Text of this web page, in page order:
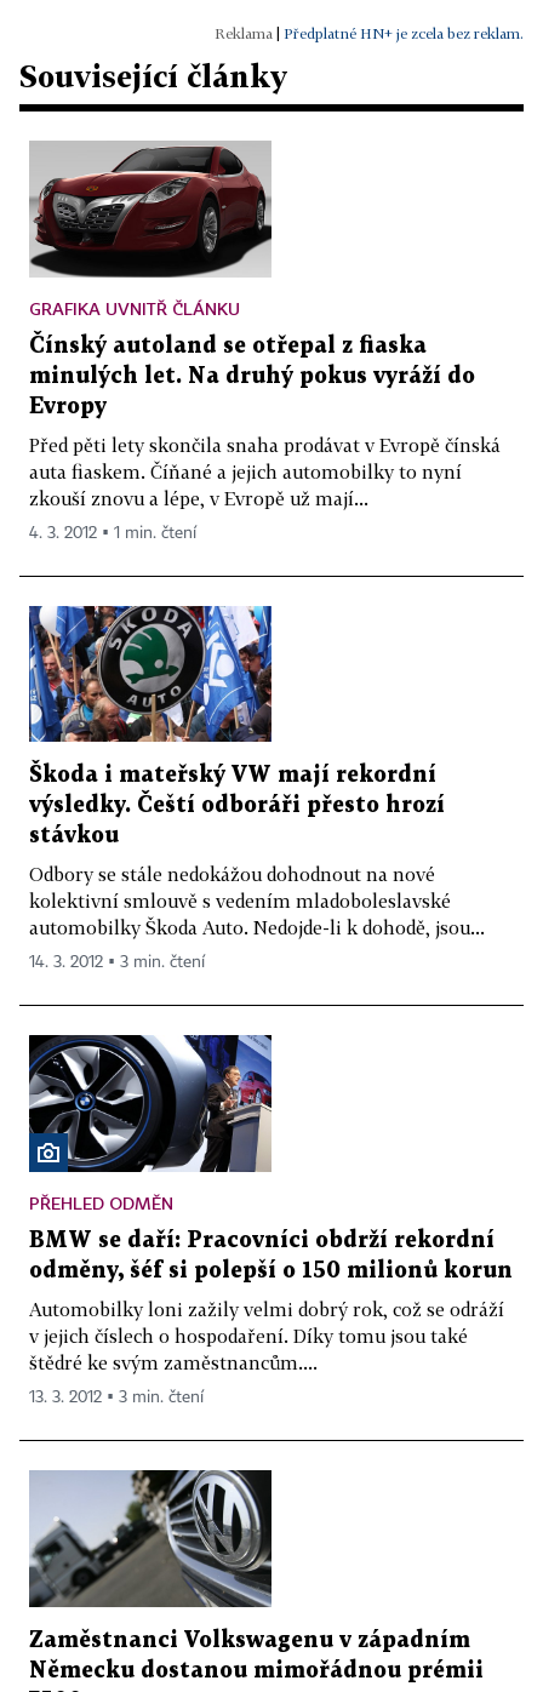
Předplatné HN+ je zcela bez reklam.
Související články
GRAFIKA UVNITŘ ČLÁNKU
Čínský autoland se otřepal z fiaska
minulých let. Na druhý pokus vyráží do
Evropy
Před pěti lety skončila snaha prodávat v Evropě čínská
auta fiaskem. Číňané a jejich automobilky to nyní
zkouší znovu a lépe, v Evropě už mají...
4. 3. 2012 ▪ 1 min. čtení
Škoda i mateřský VW mají rekordní
výsledky. Čeští odboráři přesto hrozí
stávkou
Odbory se stále nedokážou dohodnout na nové
kolektivní smlouvě s vedením mladoboleslavské
automobilky Škoda Auto. Nedojde-li k dohodě, jsou...
14. 3. 2012 ▪ 3 min. čtení
PŘEHLED ODMĚN
BMW se daří: Pracovníci obdrží rekordní
odměny, šéf si polepší o 150 milionů korun
Automobilky loni zažily velmi dobrý rok, což se odráží
v jejich číslech o hospodaření. Díky tomu jsou také
štědré ke svým zaměstnancům....
13. 3. 2012 ▪ 3 min. čtení
Zaměstnanci Volkswagenu v západním
Německu dostanou mimořádnou prémii